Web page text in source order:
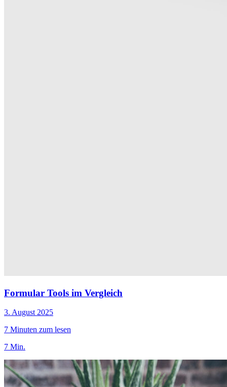
Formular Tools im Vergleich
3. August 2025
7 Minuten zum lesen
7 Min.